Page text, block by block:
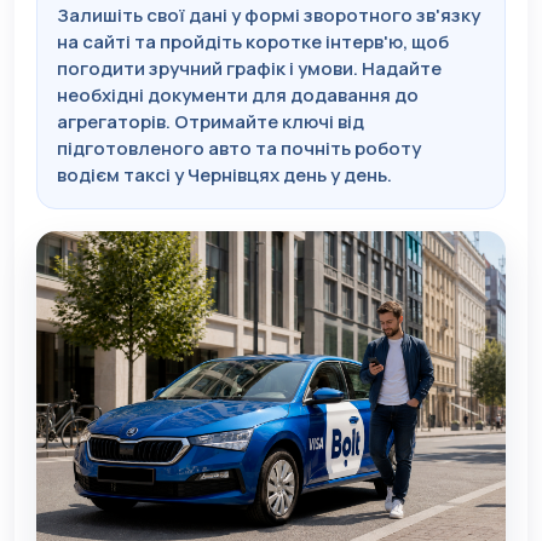
Залишіть свої дані у формі зворотного зв'язку
на сайті та пройдіть коротке інтерв'ю, щоб
погодити зручний графік і умови. Надайте
необхідні документи для додавання до
агрегаторів. Отримайте ключі від
підготовленого авто та почніть роботу
водієм таксі у Чернівцях день у день.